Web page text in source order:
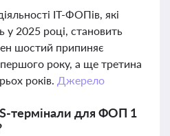
ІТ-ФОПів, які
у 2025 році, становить
шостий припиняє
першого року, а ще третина
років. Джерело
термінали для ФОП 1